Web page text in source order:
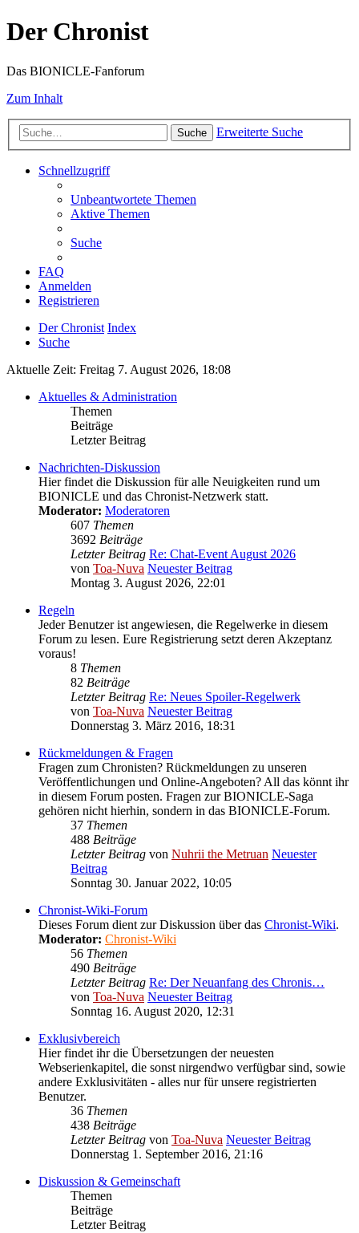
Der Chronist
Das BIONICLE-Fanforum
Zum Inhalt
Suche Erweiterte Suche
Schnellzugriff
Unbeantwortete Themen
Aktive Themen
Suche
FAQ
Anmelden
Registrieren
Der Chronist Index
Suche
Aktuelle Zeit: Freitag 7. August 2026, 18:08
Aktuelles & Administration
Themen
Beiträge
Letzter Beitrag
Nachrichten-Diskussion
Hier findet die Diskussion für alle Neuigkeiten rund um
BIONICLE und das Chronist-Netzwerk statt.
Moderator: Moderatoren
607 Themen
3692 Beiträge
Letzter Beitrag Re: Chat-Event August 2026
von Toa-Nuva Neuester Beitrag
Montag 3. August 2026, 22:01
Regeln
Jeder Benutzer ist angewiesen, die Regelwerke in diesem
Forum zu lesen. Eure Registrierung setzt deren Akzeptanz
voraus!
8 Themen
82 Beiträge
Letzter Beitrag Re: Neues Spoiler-Regelwerk
von Toa-Nuva Neuester Beitrag
Donnerstag 3. März 2016, 18:31
Rückmeldungen & Fragen
Fragen zum Chronisten? Rückmeldungen zu unseren
Veröffentlichungen und Online-Angeboten? All das könnt ihr
in diesem Forum posten. Fragen zur BIONICLE-Saga
gehören nicht hierhin, sondern in das BIONICLE-Forum.
37 Themen
488 Beiträge
Letzter Beitrag von Nuhrii the Metruan Neuester
Beitrag
Sonntag 30. Januar 2022, 10:05
Chronist-Wiki-Forum
Dieses Forum dient zur Diskussion über das Chronist-Wiki.
Moderator: Chronist-Wiki
56 Themen
490 Beiträge
Letzter Beitrag Re: Der Neuanfang des Chronis…
von Toa-Nuva Neuester Beitrag
Sonntag 16. August 2020, 12:31
Exklusivbereich
Hier findet ihr die Übersetzungen der neuesten
Webserienkapitel, die sonst nirgendwo verfügbar sind, sowie
andere Exklusivitäten - alles nur für unsere registrierten
Benutzer.
36 Themen
438 Beiträge
Letzter Beitrag von Toa-Nuva Neuester Beitrag
Donnerstag 1. September 2016, 21:16
Diskussion & Gemeinschaft
Themen
Beiträge
Letzter Beitrag